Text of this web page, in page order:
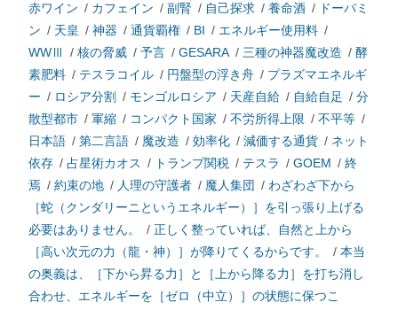
赤ワイン / カフェイン / 副腎 / 自己探求 / 養命酒 / ドーパミ
ン / 天皇 / 神器 / 通貨覇権 / BI / エネルギー使用料 /
WWⅢ
/ 核の脅威 / 予言 / GESARA/ 三種の神器魔改造 / 酵
素肥料 / テスラコイル / 円盤型の浮き舟 / プラズマエネルギ
ー / ロシア分割 / モンゴルロシア / 天産自給 / 自給自足 / 分
散型都市 / 軍縮 / コンパクト国家 / 不労所得上限 / 不平等 /
日本語 / 第二言語 / 魔改造 / 効率化 / 減価する通貨 / ネット
依存 / 占星術カオス / トランプ関税 / テスラ / GOEM / 終
焉 / 約束の地 / 人理の守護者 / 魔人集団 / わざわざ下から
［蛇（クンダリーニというエネルギー）］を引っ張り上げる
必要はありません。
/ 正しく整っていれば、自然と上から
［高い次元の力（龍・神）］が降りてくるからです。
/ 本当
の奥義は、［下から昇る力］と［上から降る力］を打ち消し
合わせ、エネルギーを［ゼロ（中立）］の状態に保つこ